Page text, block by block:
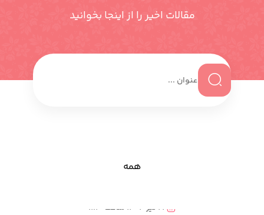
مقالات اخیر را از اینجا بخوانید
همه
22 تیر 1404 ساعت 11:10